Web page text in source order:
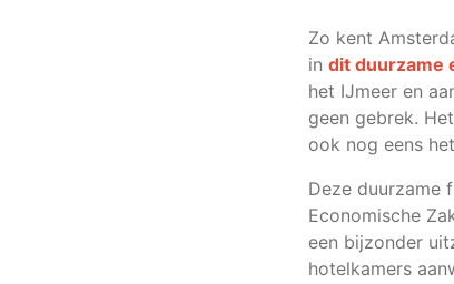
Zo kent
in dit duurzame
het IJmeer en
geen gebrek.
ook nog eens
Deze duurzame
Economische
een bijzonder
hotelkamers